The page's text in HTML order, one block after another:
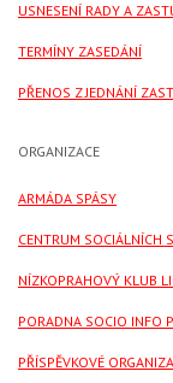
USNESENÍ RADY A
TERMÍNY ZASEDÁNÍ
PŘENOS Z JEDNÁNÍ
ORGANIZACE
ARMÁDA SPÁSY
CENTRUM SOCIÁLNÍCH
NÍZKOPRAHOVÝ KLUB
PORADNA SOCIO INFO
PŘÍSPĚVKOVÉ